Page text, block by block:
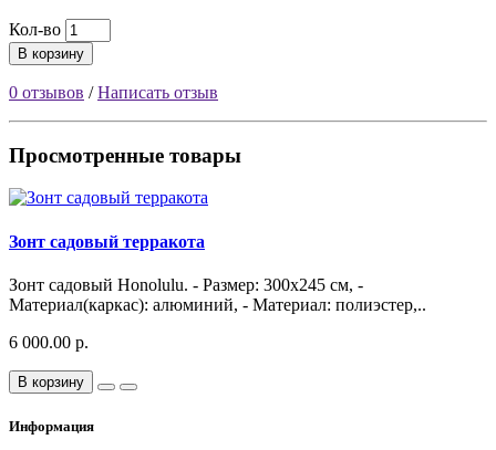
Кол-во
В корзину
0 отзывов /Написать отзыв
Просмотренные товары
Зонт садовый терракота
Зонт садовый Honolulu. - Размер: 300х245 см, -
Материал(каркас): алюминий, - Материал: полиэстер,..
6 000.00 р.
В корзину
Информация